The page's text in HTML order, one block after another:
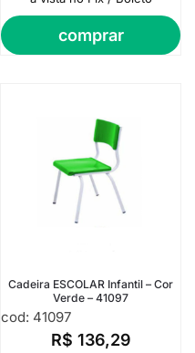
comprar
Cadeira ESCOLAR Infantil – Cor
Verde – 41097
cod: 41097
R$ 136,29